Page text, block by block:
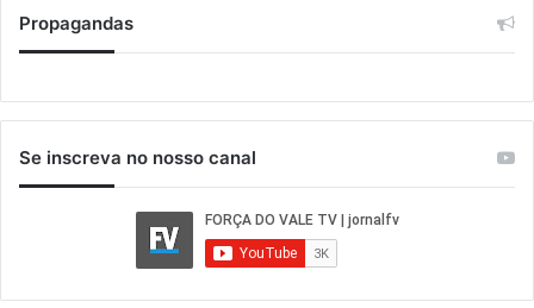
Propagandas
Se inscreva no nosso canal